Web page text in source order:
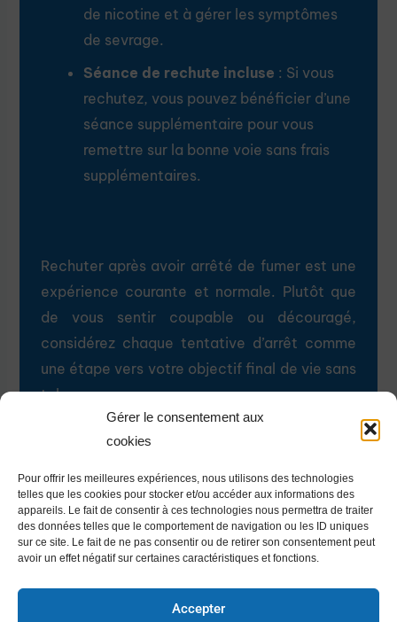
Gérer le consentement aux
cookies
Pour offrir les meilleures expériences, nous utilisons des technologies
telles que les cookies pour stocker et/ou accéder aux informations des
appareils. Le fait de consentir à ces technologies nous permettra de traiter
des données telles que le comportement de navigation ou les ID uniques
sur ce site. Le fait de ne pas consentir ou de retirer son consentement peut
avoir un effet négatif sur certaines caractéristiques et fonctions.
Accepter
de nicotine et à gérer les symptômes
de sevrage.
Séance de rechute incluse : Si vous
rechutez, vous pouvez bénéficier d’une
séance supplémentaire pour vous
remettre sur la bonne voie sans frais
supplémentaires.
Rechuter après avoir arrêté de fumer est une
expérience courante et normale. Plutôt que
de vous sentir coupable ou découragé,
considérez chaque tentative d’arrêt comme
une étape vers votre objectif final de vie sans
tabac.
vous soutenir tout au long de votre parcours
avec notre garantie de suivi de 12 mois et une
approche personnalisée. Rappelez-vous,
chaque jour sans tabac est une victoire, et
nous sommes là pour vous aider à transformer
vos efforts en succès durable. Prenez rendez-